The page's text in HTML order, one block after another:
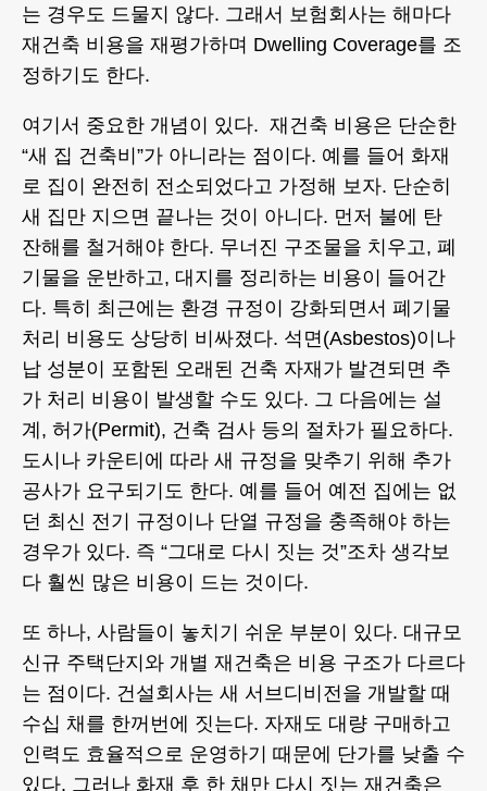
는 경우도 드물지 않다. 그래서 보험회사는 해마다
재건축 비용을 재평가하며 Dwelling Coverage를 조
정하기도 한다.
여기서 중요한 개념이 있다. 재건축 비용은 단순한
“새 집 건축비”가 아니라는 점이다. 예를 들어 화재
로 집이 완전히 전소되었다고 가정해 보자. 단순히
새 집만 지으면 끝나는 것이 아니다. 먼저 불에 탄
잔해를 철거해야 한다. 무너진 구조물을 치우고, 폐
기물을 운반하고, 대지를 정리하는 비용이 들어간
다. 특히 최근에는 환경 규정이 강화되면서 폐기물
처리 비용도 상당히 비싸졌다. 석면(Asbestos)이나
납 성분이 포함된 오래된 건축 자재가 발견되면 추
가 처리 비용이 발생할 수도 있다. 그 다음에는 설
계, 허가(Permit), 건축 검사 등의 절차가 필요하다.
도시나 카운티에 따라 새 규정을 맞추기 위해 추가
공사가 요구되기도 한다. 예를 들어 예전 집에는 없
던 최신 전기 규정이나 단열 규정을 충족해야 하는
경우가 있다. 즉 “그대로 다시 짓는 것”조차 생각보
다 훨씬 많은 비용이 드는 것이다.
또 하나, 사람들이 놓치기 쉬운 부분이 있다. 대규모
신규 주택단지와 개별 재건축은 비용 구조가 다르다
는 점이다. 건설회사는 새 서브디비전을 개발할 때
수십 채를 한꺼번에 짓는다. 자재도 대량 구매하고
인력도 효율적으로 운영하기 때문에 단가를 낮출 수
있다. 그러나 화재 후 한 채만 다시 짓는 재건축은